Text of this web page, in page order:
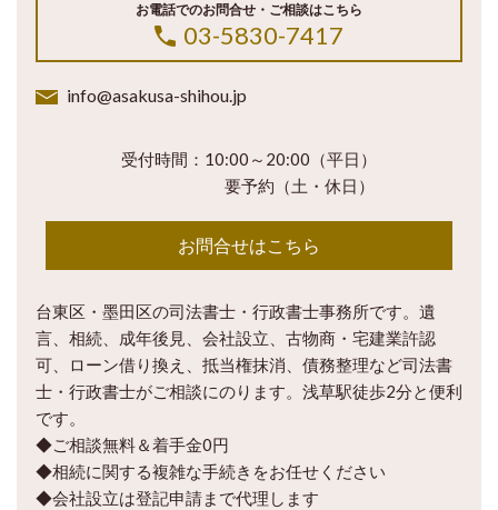
お電話でのお問合せ・ご相談はこちら
03-5830-7417
info@asakusa-shihou.jp
受付時間：10:00～20:00（平日）
要予約（土・休日）
お問合せはこちら
台東区・墨田区の司法書士・行政書士事務所です。遺
言、相続、成年後見、会社設立、古物商・宅建業許認
可、ローン借り換え、抵当権抹消、債務整理など司法書
士・行政書士がご相談にのります。浅草駅徒歩2分と便利
です。
◆ご相談無料＆着手金0円
◆相続に関する複雑な手続きをお任せください
◆会社設立は登記申請まで代理します